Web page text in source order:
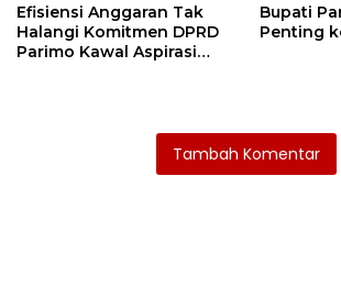
Efisiensi Anggaran Tak
Halangi Komitmen DPRD
Parimo Kawal Aspirasi
Bupati
Penting
Tambah Komentar